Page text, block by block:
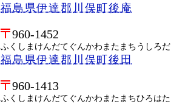
福島県伊達郡川俣町後庵
960-1452
ふくしまけんだてぐんかわまたまちうしろだ
福島県伊達郡川俣町後田
960-1413
ふくしまけんだてぐんかわまたまちひろはた